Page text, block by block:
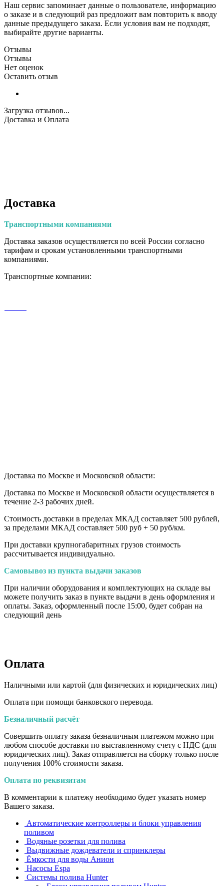
Наш сервис запоминает данные о пользователе, информацию
о заказе и в следующий раз предложит вам повторить к вводу
данные предыдущего заказа. Если условия вам не подходят,
выбирайте другие варианты.
Отзывы
Отзывы
Нет оценок
Оставить отзыв
Загрузка отзывов...
Доставка и Оплата
Доставка
Транспортными компаниями
Доставка заказов осуществляется по всей России согласно
тарифам и срокам установленными транспортными
компаниями.
Транспортные компании:
Доставка по Москве и Московской области:
Доставка по Москве и Московской области осуществляется в
течение 2-3 рабочих дней.
Стоимость доставки в пределах МКАД составляет 500 рублей,
за пределами МКАД составляет 500 руб + 50 руб/км.
При доставки крупногабаритных грузов стоимость
рассчитывается индивидуально.
Самовывоз из пункта выдачи заказов
При наличии оборудования и комплектующих на складе вы
можете получить заказ в пункте выдачи в день оформления и
оплаты. Заказ, оформленный после 15:00, будет собран на
следующий день
Оплата
Наличными или картой (для физических и юридических лиц)
Оплата при помощи банковского перевода.
Безналичный расчёт
Совершить оплату заказа безналичным платежом можно при
любом способе доставки по выставленному счету с НДС (для
юридических лиц). Заказ отправляется на сборку только после
получения 100% стоимости заказа.
Оплата по реквизитам
В комментарии к платежу необходимо будет указать номер
Вашего заказа.
Автоматические контроллеры и блоки управления
поливом
Водяные розетки для полива
Выдвижные дождеватели и спринклеры
Ёмкости для воды Анион
Насосы Espa
Системы полива Hunter